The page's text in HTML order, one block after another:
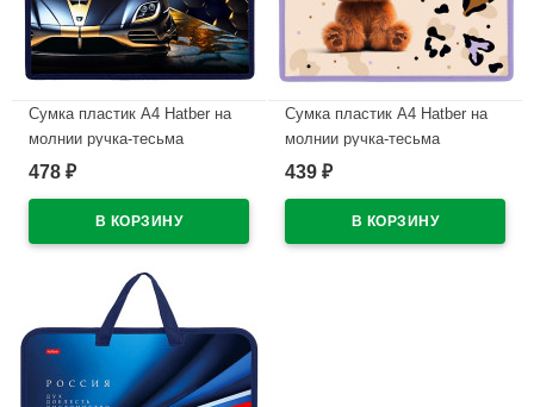
Сумка пластик А4 Hatber на
молнии ручка-тесьма
Роскошный автомобиль
478 ₽
Сумка пластик А4 Hatber на
молнии ручка-тесьма
Пушистый мишка
439 ₽